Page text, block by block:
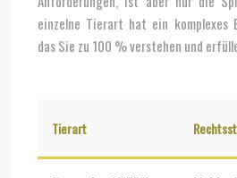
einzelne Tierart hat ein komplexes
das Sie zu 100 % verstehen und
Tierart